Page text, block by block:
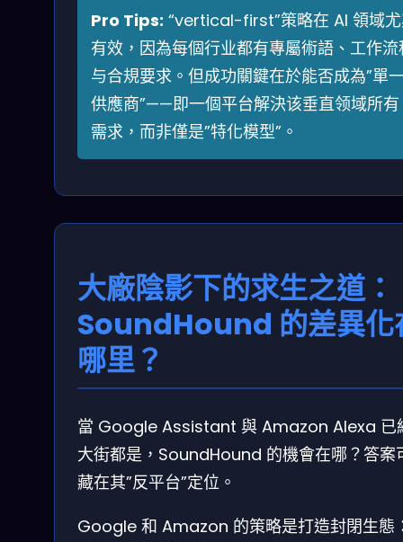
Pro Tips: “vertical-first”策略在 AI 領域
有效，因為每個行业都有專屬術語、工作流
与合規要求。但成功關鍵在於能否成為”單
供應商”——即一個平台解決该垂直领域所有
需求，而非僅是”特化模型”。
大廠陰影下的求生之道：
SoundHound 的差異化
哪里？
當 Google Assistant 與 Amazon Alexa 已
大街都是，SoundHound 的機會在哪？答案
藏在其”反平台”定位。
Google 和 Amazon 的策略是打造封閉生態